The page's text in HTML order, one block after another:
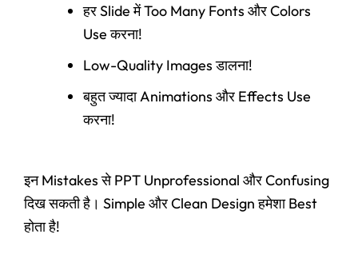
हर Slide में Too Many Fonts और Colors
Use करना!
Low-Quality Images डालना!
बहुत ज्यादा Animations और Effects Use
करना!
इन Mistakes से PPT Unprofessional और Confusing
दिख सकती है। Simple और Clean Design हमेशा Best
होता है!